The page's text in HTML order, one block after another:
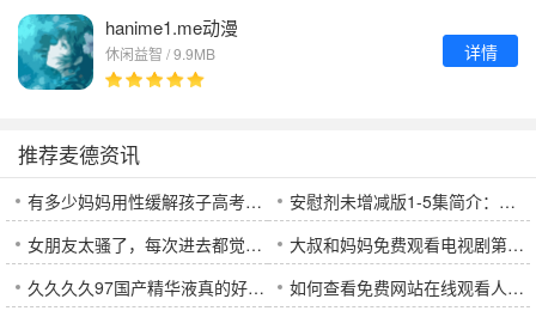
hanime1.me动漫
休闲益智 / 9.9MB 详情
推荐麦德资讯
有多少妈妈用性缓解孩子高考压力？是否值得提倡？
安慰剂未增减版1-5集简介：这五集的剧情为什么如此吸引人
女朋友太骚了，每次进去都觉得很吸引，如何应对她的魅力？
大叔和妈妈免费观看电视剧第3集：剧情反转令人惊叹，如何观看？
久久久久97国产精华液真的好用吗？效果如何？适合什么肤质使用？
如何查看免费网站在线观看人数在哪电视剧？最全方法一览